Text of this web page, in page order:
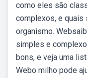
como eles são
complexos, e quais
organismo.
simples e
bons, e veja uma
Webo milho pode